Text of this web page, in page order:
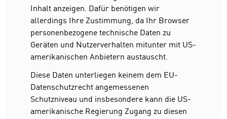
Inhalt anzeigen. Dafür benötigen wir
allerdings Ihre Zustimmung, da Ihr Browser
personenbezogene technische Daten zu
Geräten und Nutzerverhalten mitunter mit US-
amerikanischen Anbietern austauscht.
Diese Daten unterliegen keinem dem EU-
Datenschutzrecht angemessenen
Schutzniveau und insbesondere kann die US-
amerikanische Regierung Zugang zu diesen